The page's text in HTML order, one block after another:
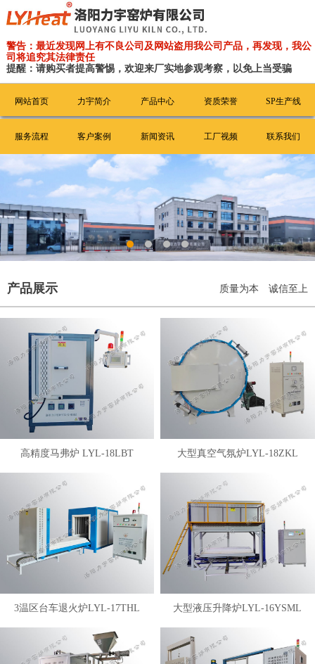
警告：最近发现网上有不良公司及网站盗用我公司产品，再发现，我公
司将追究其法律责任
提醒：请购买者提高警惕，欢迎来厂实地参观考察，以免上当受骗
网站首页 力宇简介 产品中心 资质荣誉 SP生产线
服务流程 客户案例 新闻资讯 工厂视频 联系我们
产品展示 质量为本 诚信至上
高精度马弗炉 LYL-18LBT 大型真空气氛炉LYL-18ZKL
3温区台车退火炉LYL-17THL 大型液压升降炉LYL-16YSML